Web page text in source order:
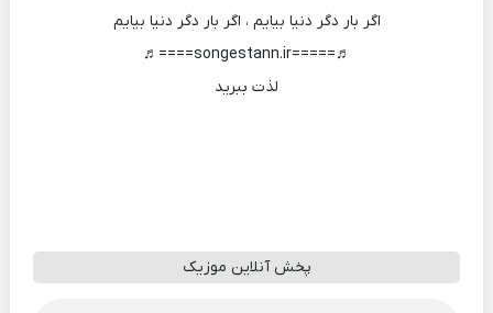
اگر بار دگر دنیا بیایم ، اگر بار دگر دنیا بیایم
♬=====songestann.ir====♬
لذت ببرید
پخش آنلاین موزیک